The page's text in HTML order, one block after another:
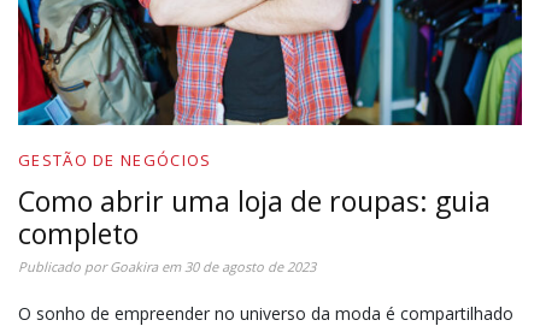
GESTÃO DE NEGÓCIOS
Como abrir uma loja de roupas: guia
completo
Publicado porGoakiraem30 de agosto de 2023
O sonho de empreender no universo da moda é compartilhado